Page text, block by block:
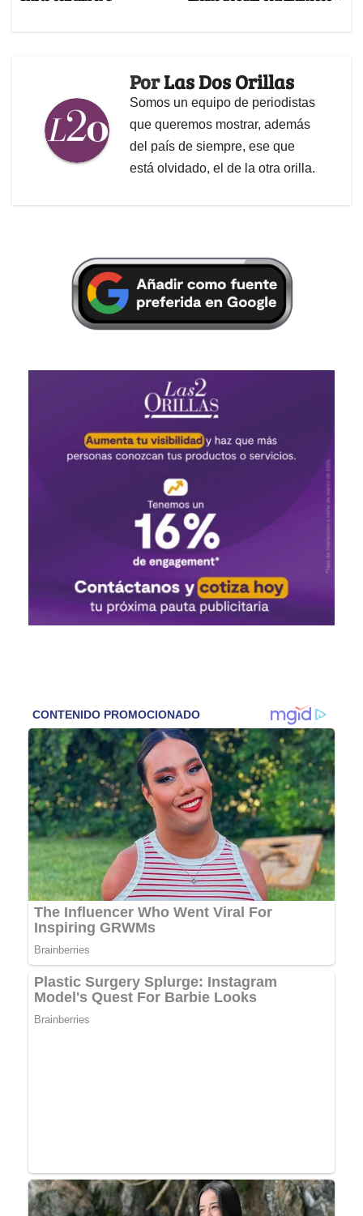
PorLas Dos Orillas
Somos un equipo de periodistas
que queremos mostrar, además
del país de siempre, ese que
está olvidado, el de la otra orilla.